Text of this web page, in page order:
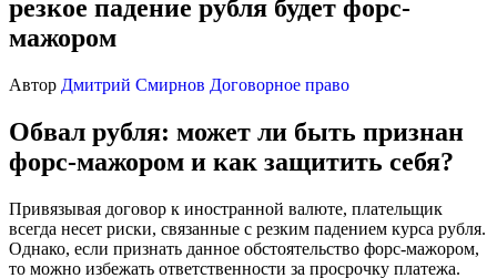
резкое падение рубля будет форс-
мажором
Автор Дмитрий Смирнов Договорное право
Обвал рубля: может ли быть признан
форс-мажором и как защитить себя?
Привязывая договор к иностранной валюте, плательщик
всегда несет риски, связанные с резким падением курса рубля.
Однако, если признать данное обстоятельство форс-мажором,
то можно избежать ответственности за просрочку платежа.